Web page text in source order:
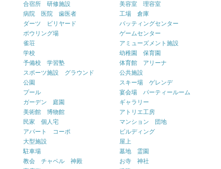
合宿所 研修施設
美容室 理容室
病院 医院 歯医者
工場 倉庫
ダーツ ビリヤード
バッティングセンター
ボウリング場
ゲームセンター
雀荘
アミューズメント施設
学校
幼稚園 保育園
予備校 学習塾
体育館 アリーナ
スポーツ施設 グラウンド
公共施設
公園
スキー場 ゲレンデ
プール
宴会場 パーティールーム
ガーデン 庭園
ギャラリー
美術館 博物館
アトリエ工房
民家 個人宅
マンション 団地
アパート コーポ
ビルディング
大型施設
屋上
駐車場
墓地 霊園
教会 チャペル 神殿
お寺 神社